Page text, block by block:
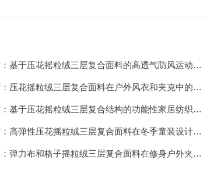
基于压花摇粒绒三层复合面料的高透气防风运动服
压花摇粒绒三层复合面料在户外风衣和夹克中的应
基于压花摇粒绒三层复合结构的功能性家居纺织品
高弹性压花摇粒绒三层复合面料在冬季童装设计中
弹力布和格子摇粒绒三层复合面料在修身户外夹克